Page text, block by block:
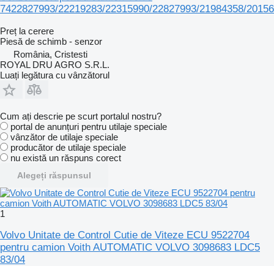
7422827993/22219283/22315990/22827993/21984358/
Preț la cerere
Piesă de schimb - senzor
România, Cristesti
ROYAL DRU AGRO S.R.L.
Luați legătura cu vânzătorul
Cum ați descrie pe scurt portalul nostru?
portal de anunțuri pentru utilaje speciale
vânzător de utilaje speciale
producător de utilaje speciale
nu există un răspuns corect
Alegeți răspunsul
1
Volvo Unitate de Control Cutie de Viteze ECU 9522704
pentru camion Voith AUTOMATIC VOLVO 3098683 LDC5
83/04